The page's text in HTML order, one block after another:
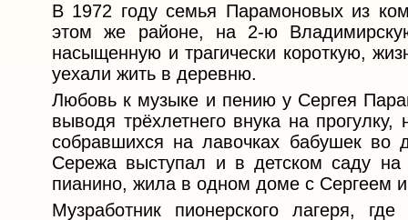
В 1972 году семья Парамоновых из
этом же районе, на 2-ю
насыщенную и трагически короткую,
уехали жить в деревню.
Любовь к музыке и пению у Сергея
выводя трёхлетнего внука на
собравшихся на лавочках бабушек во
Сережа выступал и в детском саду на
пианино, жила в одном доме с Сергеем и
Музработник пионерского лагеря,